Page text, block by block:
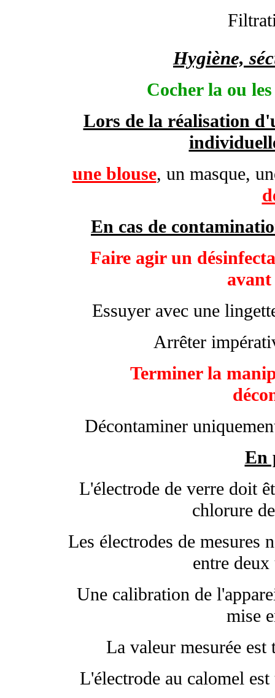
Hygiène,
Cocher la ou
Lors de la réalisation
une blouse, un masque,
En cas de
Faire agir un
avant
Essuyer avec une
Arrêter
Terminer la
Décontaminer
En
L'électrode de verre doit
chlorure
Les électrodes de mesures
entre
Une calibration de
mise
La valeur mesurée
L'électrode au calomel